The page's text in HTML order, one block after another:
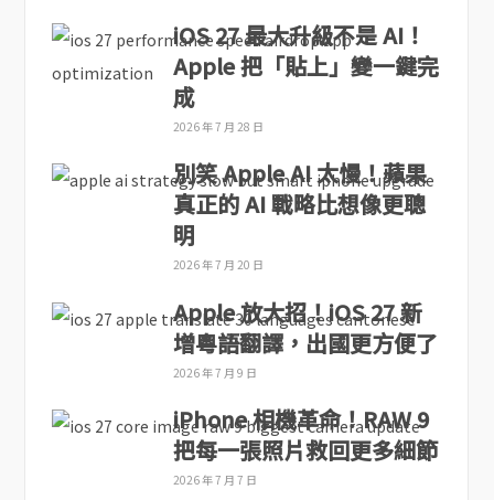
iOS 27 最大升級不是 AI！
Apple 把「貼上」變一鍵完
成
2026 年 7 月 28 日
別笑 Apple AI 太慢！蘋果
真正的 AI 戰略比想像更聰
明
2026 年 7 月 20 日
Apple 放大招！iOS 27 新
增粵語翻譯，出國更方便了
2026 年 7 月 9 日
iPhone 相機革命！RAW 9
把每一張照片救回更多細節
2026 年 7 月 7 日